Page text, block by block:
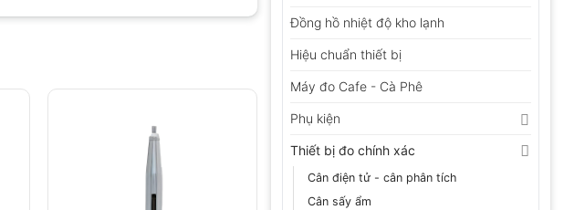
Đồng hồ nhiệt độ kho lạnh
Hiệu chuẩn thiết bị
Máy đo Cafe - Cà Phê
Phụ kiện
Thiết bị đo chính xác
Cân điện tử - cân phân tích
Cân sấy ẩm